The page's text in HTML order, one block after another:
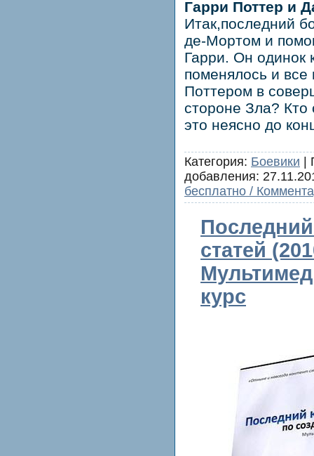
Гарри Поттер и
Итак,последний
де-Мортом и
Гарри. Он одинок
поменялось и все
Поттером в
стороне Зла? Кто
это неясно до
Категория: Боевики |
добавления:
бесплатно /
статей
курс